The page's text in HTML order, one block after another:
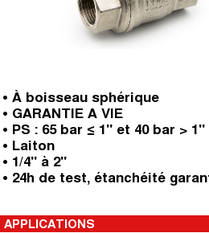
• À boisseau sphérique
• GARANTIE A VIE
• PS : 65 bar ≤ 1" et 40 bar > 1"
• Laiton
• 1/4" à 2"
• 24h de test, étanchéité
APPLICATIONS